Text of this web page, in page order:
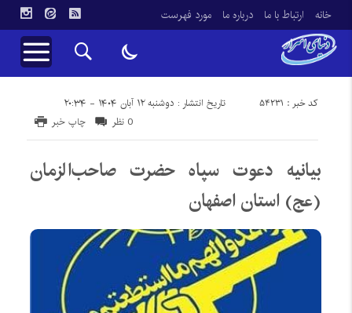
خانه ارتباط با ما درباره ما مورد فهرست
تاریخ انتشار : دوشنبه ۱۲ آبان ۱۴۰۴ - ۲۰:۳۴ کد خبر : 54231
چاپ خبر 0 نظر
بیانیه دعوت سپاه حضرت صاحب‌الزمان
(عج) استان اصفهان